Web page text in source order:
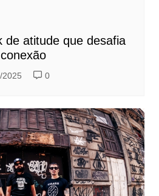
de atitude que desafia
2025 0